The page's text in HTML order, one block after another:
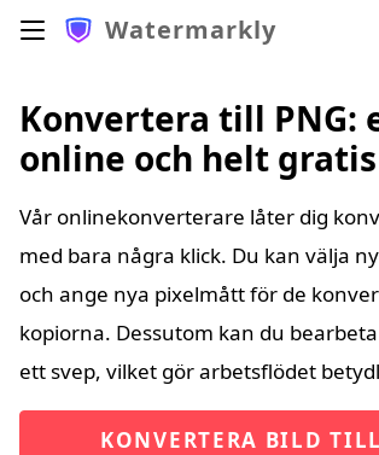
Watermarkly
Konvertera till PNG:
online och helt gratis
Vår onlinekonverterare låter dig
med bara några klick. Du kan välja
och ange nya pixelmått för de
kopiorna. Dessutom kan du
ett svep, vilket gör arbetsflödet
KONVERTERA BILD